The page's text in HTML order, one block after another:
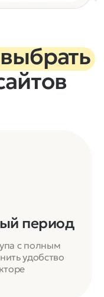
период
c полным
удобство